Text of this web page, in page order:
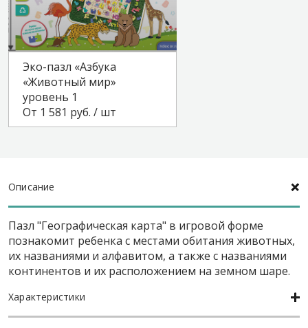
Эко-пазл «Азбука
«Животный мир»
уровень 1
От 1 581 руб. / шт
Описание
Пазл "Географическая карта" в игровой форме
познакомит ребенка с местами обитания животных,
их названиями и алфавитом, а также с названиями
континентов и их расположением на земном шаре.
Характеристики